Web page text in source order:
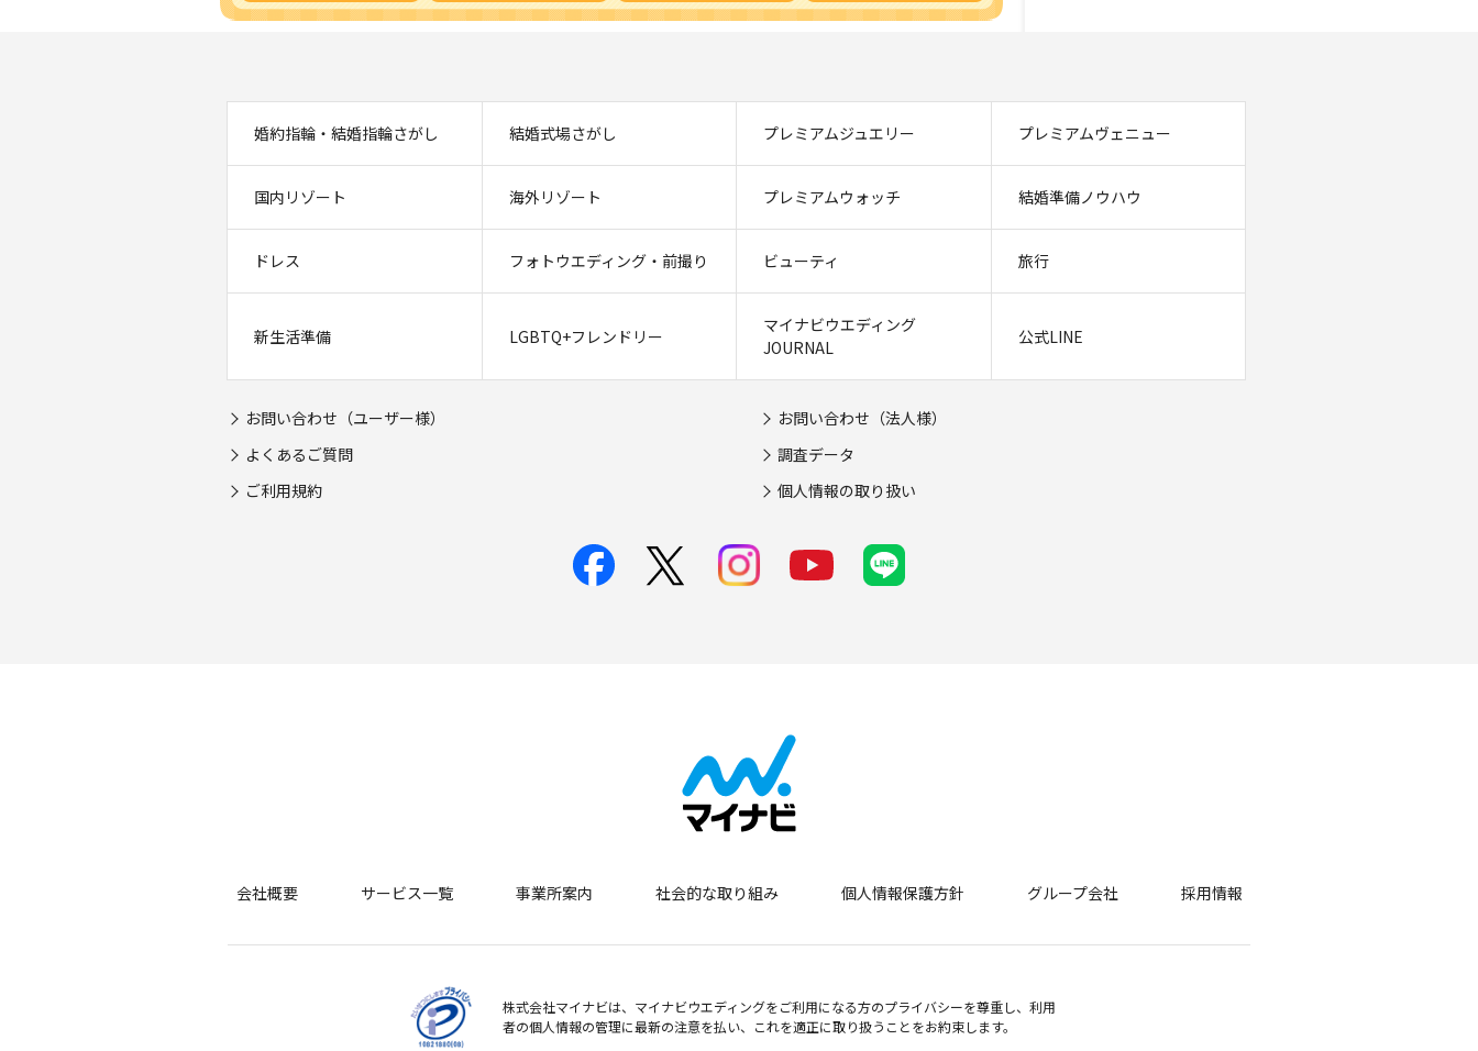
婚約指輪・結婚指輪さがし 結婚式場さがし プレミアムジュエリー プレミアムヴェニュー
国内リゾート 海外リゾート プレミアムウォッチ 結婚準備ノウハウ
ドレス フォトウエディング・前撮り ビューティ 旅行
新生活準備 LGBTQ+フレンドリー
マイナビウエディング
JOURNAL
公式LINE
お問い合わせ（ユーザー様）
よくあるご質問
ご利用規約
お問い合わせ（法人様）
調査データ
個人情報の取り扱い
会社概要 サービス一覧 事業所案内 社会的な取り組み 個人情報保護方針 グループ会社 採用情報
株式会社マイナビは、マイナビウエディングをご利用になる方のプライバシーを尊重し、利用
者の個人情報の管理に最新の注意を払い、これを適正に取り扱うことをお約束します。